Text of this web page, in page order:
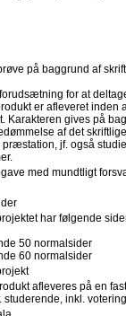
på baggrund af
for at
er afleveret inden
Karakteren gives på
af det
præstation, jf. også
med mundtligt
har følgende
50 normalsider
60 normalsider
afleveres på en
studerende, inkl.